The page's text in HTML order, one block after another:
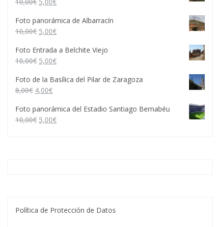
Foto panorámica de Albarracín
10,00€ 5,00€
Foto Entrada a Belchite Viejo
10,00€ 5,00€
Foto de la Basílica del Pilar de Zaragoza
8,00€ 4,00€
Foto panorámica del Estadio Santiago Bernabéu
10,00€ 5,00€
Política de Protección de Datos